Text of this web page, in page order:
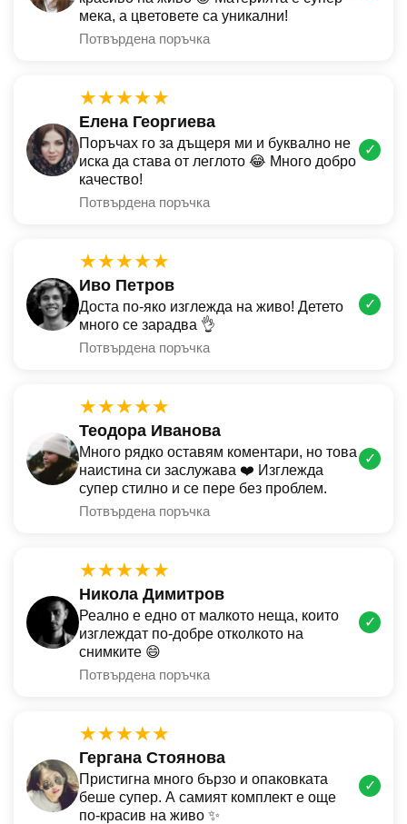
мека, а цветовете са уникални!
Потвърдена поръчка
★★★★★
Елена Георгиева
Поръчах го за дъщеря ми и буквално не
иска да става от леглото 😂 Много добро
качество!
Потвърдена поръчка
✓
★★★★★
Иво Петров
Доста по-яко изглежда на живо! Детето
много се зарадва 👌
Потвърдена поръчка
✓
★★★★★
Теодора Иванова
Много рядко оставям коментари, но това
наистина си заслужава ❤️ Изглежда
супер стилно и се пере без проблем.
Потвърдена поръчка
✓
★★★★★
Никола Димитров
Реално е едно от малкото неща, които
изглеждат по-добре отколкото на
снимките 😄
Потвърдена поръчка
✓
★★★★★
Гергана Стоянова
Пристигна много бързо и опаковката
беше супер. А самият комплект е още
по-красив на живо ✨
✓